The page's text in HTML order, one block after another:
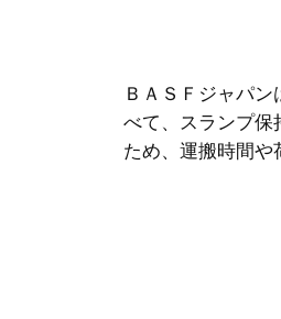
ＢＡＳＦジャパ
べて、スランプ保
ため、運搬時間や